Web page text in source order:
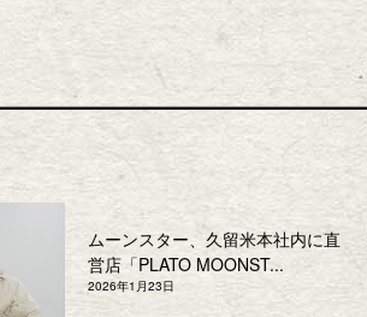
ムーンスター、久留米本社内に直
営店「PLATO MOONST...
2026年1月23日